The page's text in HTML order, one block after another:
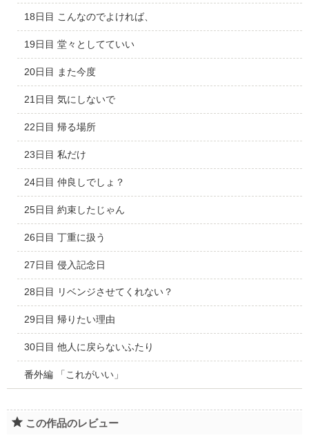
18日目 こんなのでよければ、
19日目 堂々としてていい
20日目 また今度
21日目 気にしないで
22日目 帰る場所
23日目 私だけ
24日目 仲良しでしょ？
25日目 約束したじゃん
26日目 丁重に扱う
27日目 侵入記念日
28日目 リベンジさせてくれない？
29日目 帰りたい理由
30日目 他人に戻らないふたり
番外編 「これがいい」
この作品のレビュー